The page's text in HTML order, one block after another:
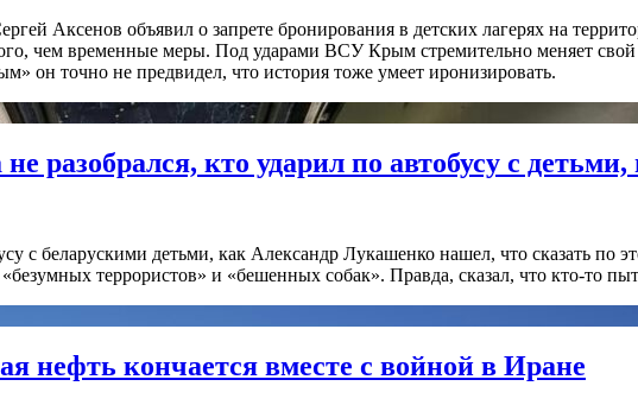
Аксенов объявил о запрете бронирования в детских лагерях на
чем временные меры. Под ударами ВСУ Крым стремительно меняет свой
он точно не предвидел, что история тоже умеет иронизировать.
разобрался, кто ударил по автобусу с
с беларускими детьми, как Александр Лукашенко нашел, что сказать по
террористов» и «бешенных собак». Правда, сказал, что кто-то
нефть кончается вместе с войной в Иране